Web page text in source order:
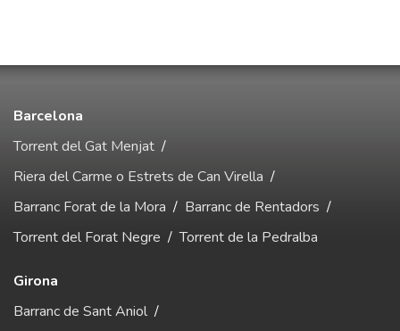
Barcelona
Torrent del Gat Menjat /
Riera del Carme o Estrets de Can Virella /
Barranc Forat de la Mora / Barranc de Rentadors /
Torrent del Forat Negre /Torrent de la Pedralba
Girona
Barranc de Sant Aniol /